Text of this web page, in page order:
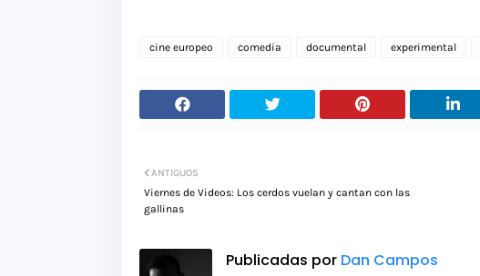
cine europeo comedia documental experimental
ANTIGUOS
Viernes de Videos: Los cerdos vuelan y cantan con las
gallinas
Publicadas por Dan Campos